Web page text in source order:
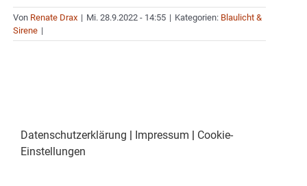
Von Renate Drax | Mi. 28.9.2022 - 14:55 | Kategorien: Blaulicht &
Sirene |
Datenschutzerklärung | Impressum | Cookie-
Einstellungen